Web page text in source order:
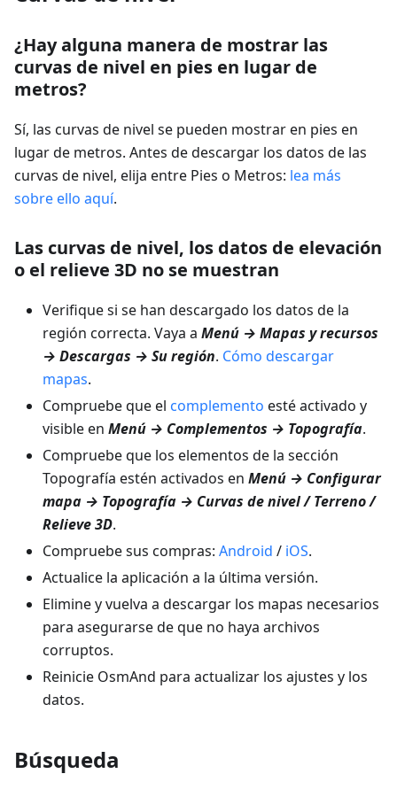
¿Hay alguna manera de mostrar las
curvas de nivel en pies en lugar de
metros?
Sí, las curvas de nivel se pueden mostrar en pies en
lugar de metros. Antes de descargar los datos de las
curvas de nivel, elija entre Pies o Metros: lea más
sobre ello aquí.
Las curvas de nivel, los datos de elevación
o el relieve 3D no se muestran
Verifique si se han descargado los datos de la
región correcta. Vaya a Menú → Mapas y recursos
→ Descargas → Su región. Cómo descargar
mapas.
Compruebe que el complemento esté activado y
visible en Menú → Complementos → Topografía.
Compruebe que los elementos de la sección
Topografía estén activados en Menú → Configurar
mapa → Topografía → Curvas de nivel / Terreno /
Relieve 3D.
Compruebe sus compras: Android / iOS.
Actualice la aplicación a la última versión.
Elimine y vuelva a descargar los mapas necesarios
para asegurarse de que no haya archivos
corruptos.
Reinicie OsmAnd para actualizar los ajustes y los
datos.
Búsqueda